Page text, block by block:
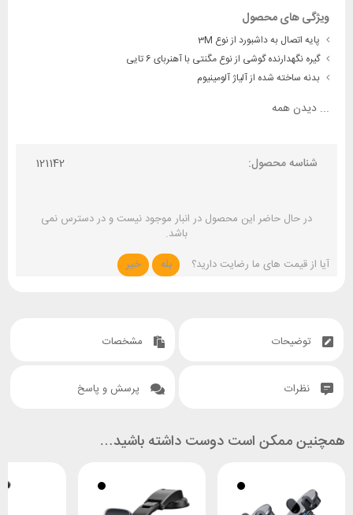
ویژگی های محصول
پایه اتصال به داشبورد از نوع 3M
گیره نگهدارنده گوشی از نوع مگنتی با آهنربای 6 تایی
بدنه ساخته شده از آلیاژ آلومینیوم
... دیدن همه
شناسه محصول: 121142
در حال حاضر این محصول در انبار موجود نیست و در دسترس نمی
باشد.
آیا از قیمت های ما رضایت دارید؟
بله خیر
توضیحات مشخصات
نظرات پرسش و پاسخ
همچنین ممکن است دوست داشته باشید…